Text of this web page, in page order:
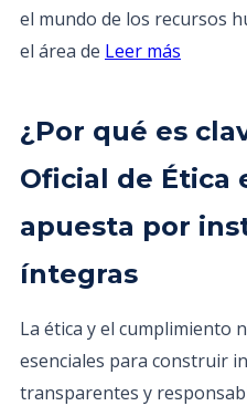
el mundo de los recursos
el área de Leer más
¿Por qué es
Oficial de Ética
apuesta por
íntegras
La ética y el cumplimiento
esenciales para construir
transparentes y